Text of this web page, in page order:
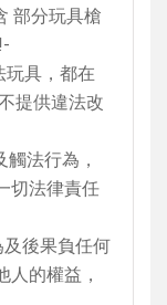
部分玩具槍
!-
玩具，都在
提供違法改
法行為，
切法律責任
後果負任何
人的權益，